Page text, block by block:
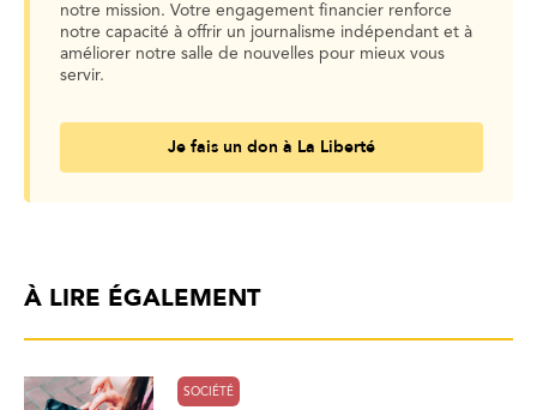
notre mission. Votre engagement financier renforce
notre capacité à offrir un journalisme indépendant et à
améliorer notre salle de nouvelles pour mieux vous
servir.
Je fais un don à La Liberté
À LIRE ÉGALEMENT
SOCIÉTÉ